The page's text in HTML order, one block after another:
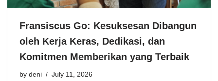
Fransiscus Go: Kesuksesan Dibangun
oleh Kerja Keras, Dedikasi, dan
Komitmen Memberikan yang Terbaik
by deni July 11, 2026